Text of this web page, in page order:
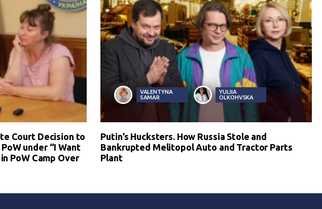
Court Decision to
under “I Want
PoW Camp Over
VALENTYNA
SAMAR
YULIIA
OLKOHVSKA
Putin’s Hucksters. How Russia Stole and
Bankrupted Melitopol Auto and Tractor Parts
Plant